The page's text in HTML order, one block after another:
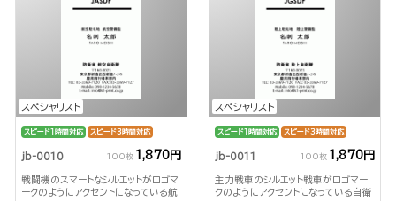
スペシャリスト
スピード1時間対応 スピード3時間対応
jb-0010 100枚 1,870円
戦闘機のスマートなシルエットがロゴマ
ークのようにアクセントになっている航
スペシャリスト
スピード1時間対応 スピード3時間対応
jb-0011 100枚 1,870円
主力戦車のシルエット戦車がロゴマー
クのようにアクセントになっている自衛